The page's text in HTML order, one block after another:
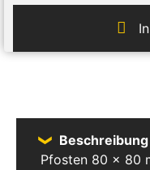
Beschreibung
Pfosten 80 x 80